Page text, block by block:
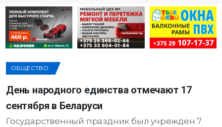
ОБЩЕСТВО
День народного единства отмечают 17
сентября в Беларуси
Государственный праздник был учрежден 7